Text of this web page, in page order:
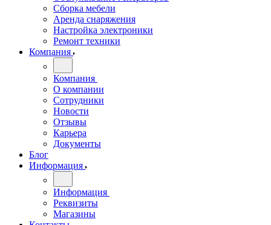
Сборка мебели
Аренда снаряжения
Настройка электроники
Ремонт техники
Компания
Компания
О компании
Сотрудники
Новости
Отзывы
Карьера
Документы
Блог
Информация
Информация
Реквизиты
Магазины